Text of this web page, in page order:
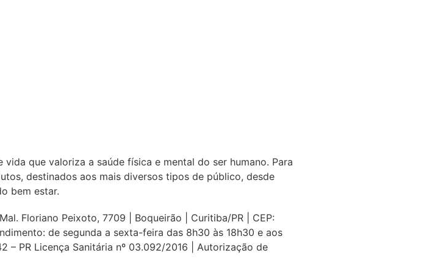
que valoriza a saúde física e mental do ser humano. Para
destinados aos mais diversos tipos de público, desde
bem estar.
Floriano Peixoto, 7709 | Boqueirão | Curitiba/PR | CEP:
de segunda a sexta-feira das 8h30 às 18h30 e aos
– PR Licença Sanitária nº 03.092/2016 | Autorização de